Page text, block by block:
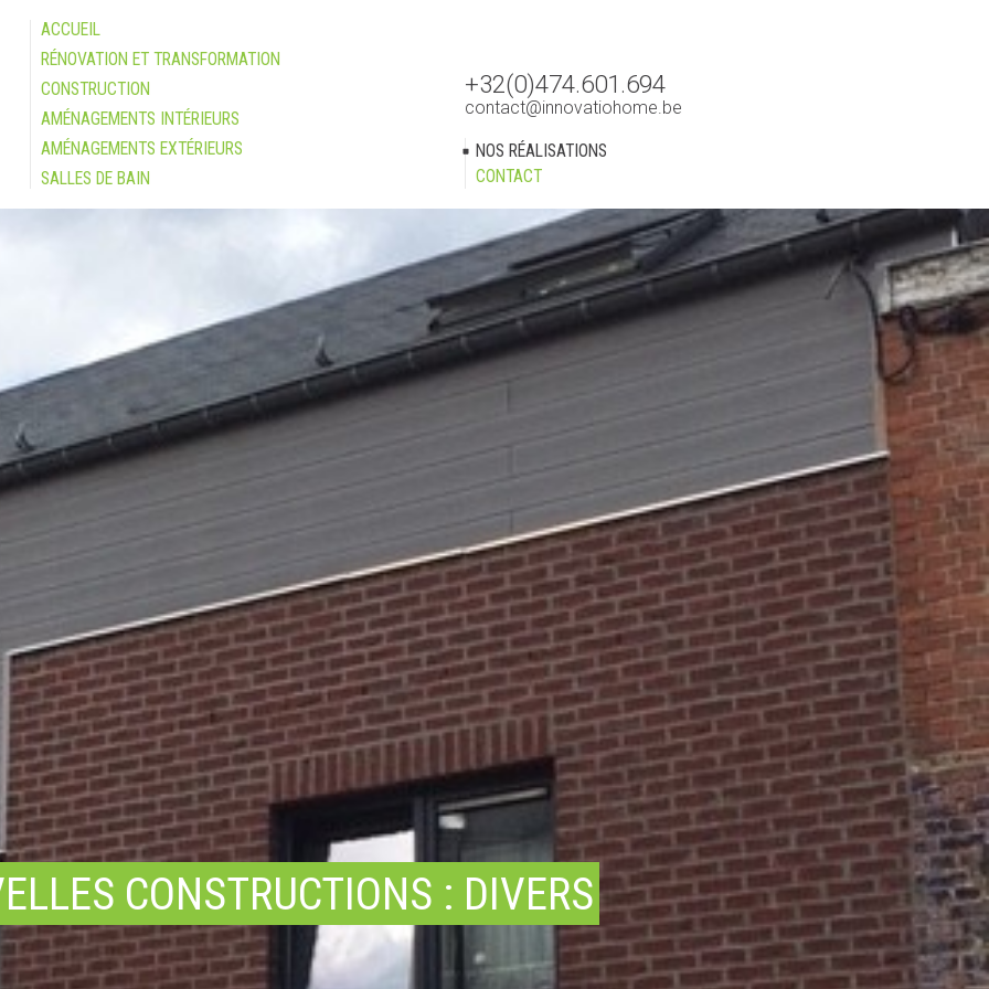
ACCUEIL
RÉNOVATION ET TRANSFORMATION
CONSTRUCTION
AMÉNAGEMENTS INTÉRIEURS
AMÉNAGEMENTS EXTÉRIEURS
SALLES DE BAIN
+32(0)474.601.694
contact@innovatiohome.be
NOS RÉALISATIONS
CONTACT
CONSTRUCTIONS : DIVERS